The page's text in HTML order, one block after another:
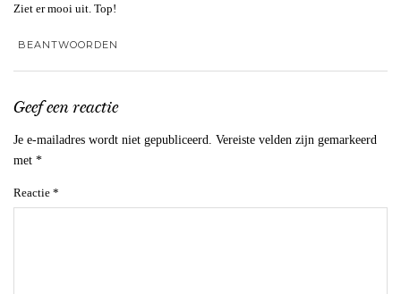
Ziet er mooi uit. Top!
BEANTWOORDEN
Geef een reactie
Je e-mailadres wordt niet gepubliceerd. Vereiste velden zijn gemarkeerd
met *
Reactie *